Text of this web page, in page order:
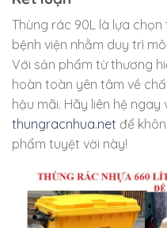
Thùng rác 90L là lựa
bệnh viện nhằm duy trì
Với sản phẩm từ thương
hoàn toàn yên tâm về
hậu mãi. Hãy liên hệ
thungracnhua.net để
phẩm tuyệt vời này!